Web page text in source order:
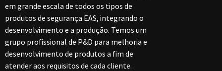
em grande escala de todos os tipos de
produtos de segurança EAS, integrando o
desenvolvimento e a produção. Temos um
grupo profissional de P&D para melhoria e
desenvolvimento de produtos a fim de
atender aos requisitos de cada cliente.